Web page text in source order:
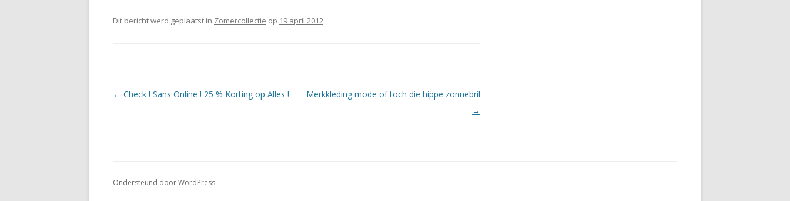
Dit bericht werd geplaatst in Zomercollectie op 19 april 2012.
Berichtnavigatie
← Check ! Sans Online ! 25 % Korting op Alles !
Merkkleding mode of toch die hippe zonnebril
→
Ondersteund door WordPress